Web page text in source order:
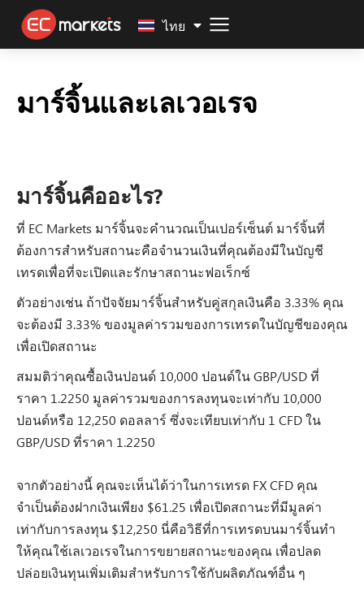
ไทย
Malay
มาร์จิ้นและเลเวอเรจ
มาร์จิ้นคืออะไร?
ที่ EC Markets มาร์จิ้นจะคำนวณเป็นเปอร์เซ็นต์ มาร์จิ้นที่
ต้องการสำหรับสถานะคือจำนวนเงินที่คุณต้องมีในบัญชี
เทรดเพื่อที่จะเปิดและรักษาสถานะฟอเร็กซ์
ตัวอย่างเช่น ถ้าปัจจัยมาร์จิ้นสำหรับคู่สกุลเงินคือ 3.33% คุณ
จะต้องมี 3.33% ของมูลค่ารวมของการเทรดในบัญชีของคุณ
เพื่อเปิดสถานะ
สมมติว่าคุณซื้อเงินปอนด์ 10,000 ปอนด์ใน GBP/USD ที่
ราคา 1.2250 มูลค่ารวมของการลงทุนจะเท่ากับ 10,000
ปอนด์หรือ 12,250 ดอลลาร์ ซึ่งจะเทียบเท่ากับ 1 CFD ใน
GBP/USD ที่ราคา 1.2250
จากตัวอย่างนี้ คุณจะเห็นได้ว่าในการเทรด FX CFD คุณ
จำเป็นต้องฝากเงินเพียง $61.25 เพื่อเปิดสถานะที่มีมูลค่า
เท่ากับการลงทุน $12,250 นี่คือวิธีที่การเทรดบนมาร์จิ้นทำ
ให้คุณใช้เลเวอเรจในการขยายสถานะของคุณ เพื่อปลด
ปล่อยเงินทุนเพิ่มเติมสำหรับการใช้กับผลิตภัณฑ์อื่น ๆ